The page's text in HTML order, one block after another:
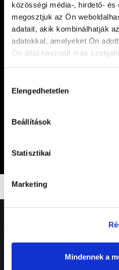
közösségi média-, hirdető- és
megosztjuk az Ön
adatait, akik kombinálhatják
adatokkal, amelyeket Ön
Ön által használt más
kiválasztása
Elengedhetetlen
Beállítások
Statisztikai
Marketing
Mindennek a
About us